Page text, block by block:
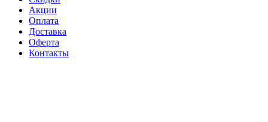
Акции
Оплата
Доставка
Оферта
Контакты